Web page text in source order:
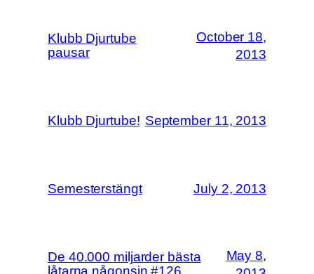
Klubb Djurtube
pausar
October 18,
2013
Klubb Djurtube! September 11, 2013
Semesterstängt July 2, 2013
De 40.000 miljarder bästa
låtarna någonsin #126
May 8,